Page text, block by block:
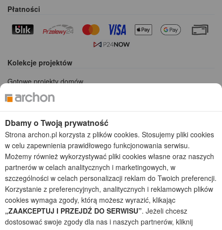
Płatności
Kolekcje projektów
Gotowe projekty domów
Projekty domów tanich w budowie
Projekty domów szeregowych
Projekty małych domów (do 150 m2)
Projekty domów wielorodzinnych
Projekty domów bliźniaczych
Projekty domów nowoczesnych
Projekty domów parterowych
2026 © ARCHON+ Biuro Projektów - Tradycyjne i nowoczesne gotowe
projekty domów - autorska pracownia architektoniczna założona w 1990r.
przez arch. Barbarę Mendel
Z uwagi na ciągłe doskonalenie procesu powstawania projektów (zgodnie z
normą ISO 9001), prezentowane na stronie projekty domów mogą
nieznacznie różnić się od dokumentacji technicznej.
Dbamy o Twoją prywatność
Strona archon.pl korzysta z plików cookies. Stosujemy pliki cookies
w celu zapewnienia prawidłowego funkcjonowania serwisu.
Możemy również wykorzystywać pliki cookies własne oraz naszych
partnerów w celach analitycznych i marketingowych, w
szczególności w celach personalizacji reklam do Twoich preferencji.
Korzystanie z preferencyjnych, analitycznych i reklamowych plików
cookies wymaga zgody, którą możesz wyrazić, klikając
„ZAAKCEPTUJ I PRZEJDŹ DO SERWISU”. Jeżeli chcesz
dostosować swoje zgody dla nas i naszych partnerów, kliknij